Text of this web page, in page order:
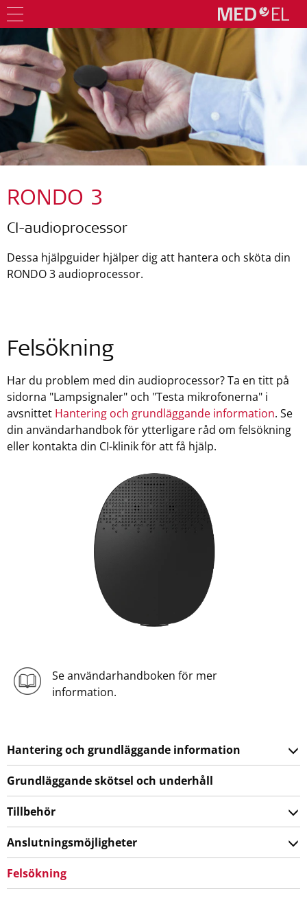
RONDO 3
CI-audioprocessor
Dessa hjälpguider hjälper dig att hantera och sköta din
RONDO 3 audioprocessor.
Felsökning
Har du problem med din audioprocessor? Ta en titt på
sidorna "Lampsignaler" och "Testa mikrofonerna" i
avsnittet Hantering och grundläggande information. Se
din användarhandbok för ytterligare råd om felsökning
eller kontakta din CI-klinik för att få hjälp.
Se användarhandboken för mer
information.
Hantering och grundläggande information
Grundläggande skötsel och underhåll
Tillbehör
Anslutningsmöjligheter
Felsökning